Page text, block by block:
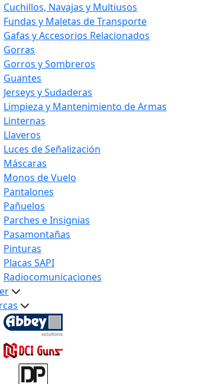
Cuchillos, Navajas y Multiusos
Fundas y Maletas de Transporte
Gafas y Accesorios Relacionados
Gorras
Gorros y Sombreros
Guantes
Jerseys y Sudaderas
Limpieza y Mantenimiento de Armas
Linternas
Llaveros
Luces de Señalización
Máscaras
Monos de Vuelo
Pantalones
Pañuelos
Parches e Insignias
Pasamontañas
Pinturas
Placas SAPI
Radiocomunicaciones